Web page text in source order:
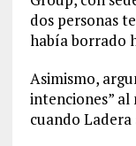
dos personas
había borrado
Asimismo,
intenciones” al
cuando